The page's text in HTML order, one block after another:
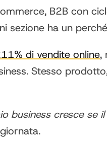
B2B con
ha un
di vendite online,
Stesso
business cresce se